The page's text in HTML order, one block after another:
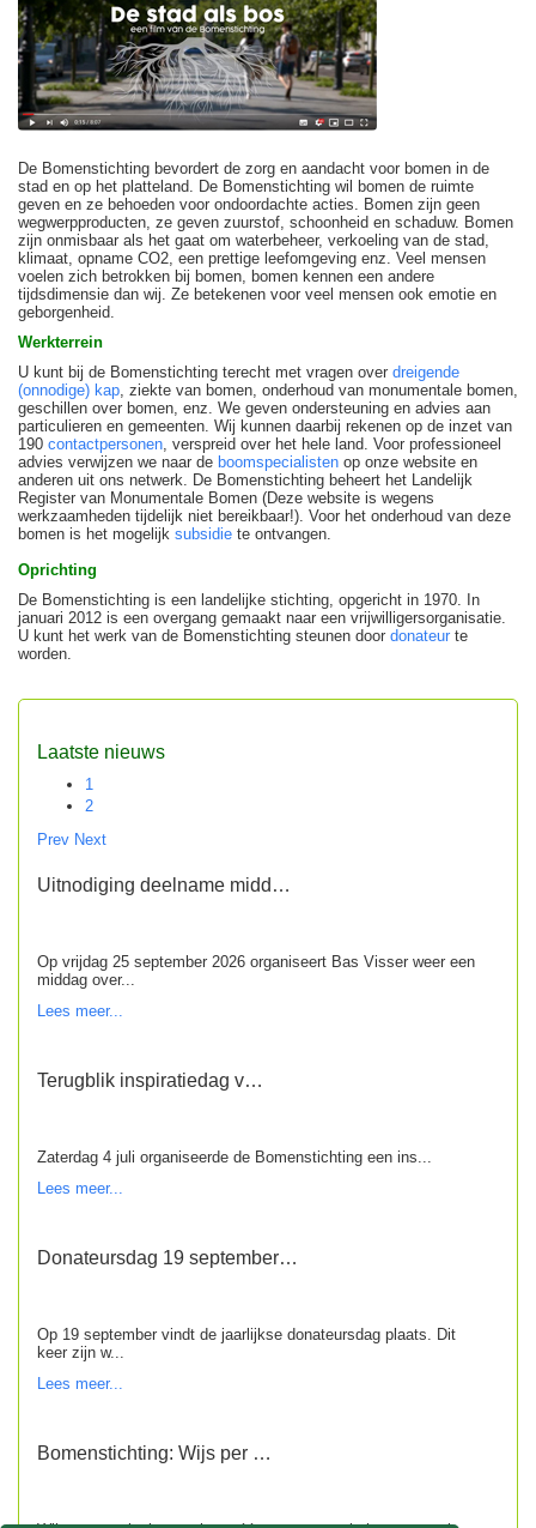
De Bomenstichting bevordert de zorg en aandacht voor bomen in de
stad en op het platteland. De Bomenstichting wil bomen de ruimte
geven en ze behoeden voor ondoordachte acties. Bomen zijn geen
wegwerpproducten, ze geven zuurstof, schoonheid en schaduw. Bomen
zijn onmisbaar als het gaat om waterbeheer, verkoeling van de stad,
klimaat, opname CO2, een prettige leefomgeving enz. Veel mensen
voelen zich betrokken bij bomen, bomen kennen een andere
tijdsdimensie dan wij. Ze betekenen voor veel mensen ook emotie en
geborgenheid.
Werkterrein
U kunt bij de Bomenstichting terecht met vragen over dreigende
(onnodige) kap , ziekte van bomen, onderhoud van monumentale bomen,
geschillen over bomen, enz. We geven ondersteuning en advies aan
particulieren en gemeenten. Wij kunnen daarbij rekenen op de inzet van
190 contactpersonen , verspreid over het hele land. Voor professioneel
advies verwijzen we naar de boomspecialisten op onze website en
anderen uit ons netwerk. De Bomenstichting beheert het Landelijk
Register van Monumentale Bomen (Deze website is wegens
werkzaamheden tijdelijk niet bereikbaar!). Voor het onderhoud van deze
bomen is het mogelijk subsidie te ontvangen.
Oprichting
De Bomenstichting is een landelijke stichting, opgericht in 1970. In
januari 2012 is een overgang gemaakt naar een vrijwilligersorganisatie.
U kunt het werk van de Bomenstichting steunen door donateur te
worden.
Laatste nieuws
1
2
Prev Next
Uitnodiging deelname midd…
Op vrijdag 25 september 2026 organiseert Bas Visser weer een
middag over...
Lees meer...
Terugblik inspiratiedag v…
Zaterdag 4 juli organiseerde de Bomenstichting een ins...
Lees meer...
Donateursdag 19 september…
Op 19 september vindt de jaarlijkse donateursdag plaats. Dit
keer zijn w...
Lees meer...
Bomenstichting: Wijs per …